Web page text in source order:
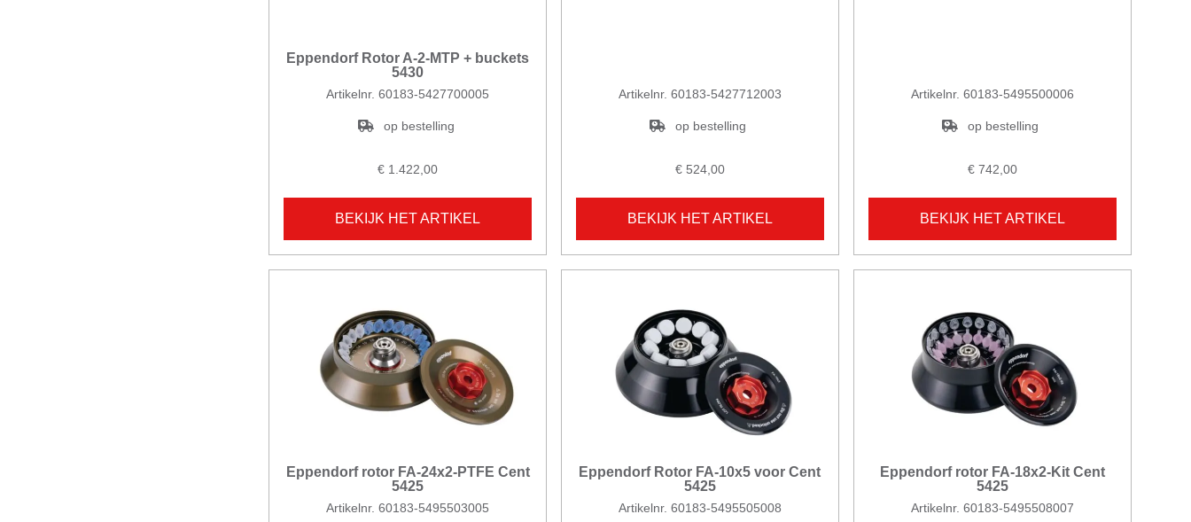
Eppendorf Rotor A-2-MTP + buckets
5430
Artikelnr. 60183-5427700005
op bestelling
€ 1.422,00
BEKIJK HET ARTIKEL
Artikelnr. 60183-5427712003
op bestelling
€ 524,00
BEKIJK HET ARTIKEL
Artikelnr. 60183-5495500006
op bestelling
€ 742,00
BEKIJK HET ARTIKEL
Eppendorf rotor FA-24x2-PTFE Cent
5425
Artikelnr. 60183-5495503005
Eppendorf Rotor FA-10x5 voor Cent
5425
Artikelnr. 60183-5495505008
Eppendorf rotor FA-18x2-Kit Cent
5425
Artikelnr. 60183-5495508007